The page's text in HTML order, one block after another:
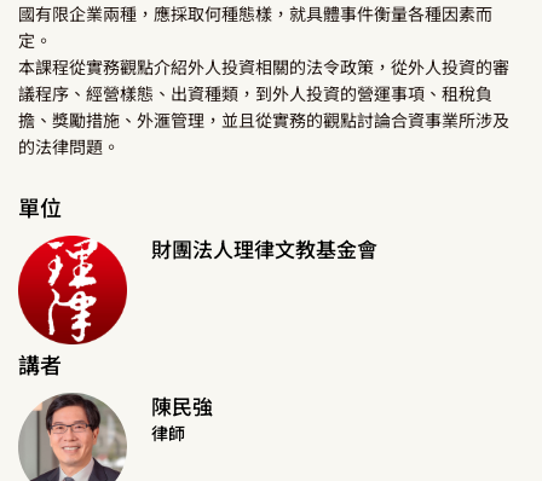
國有限企業兩種，應採取何種態樣，就具體事件衡量各種因素而
定。
本課程從實務觀點介紹外人投資相關的法令政策，從外人投資的審
議程序、經營樣態、出資種類，到外人投資的營運事項、租稅負
擔、獎勵措施、外滙管理，並且從實務的觀點討論合資事業所涉及
的法律問題。
單位
財團法人理律文教基金會
講者
陳民強
律師